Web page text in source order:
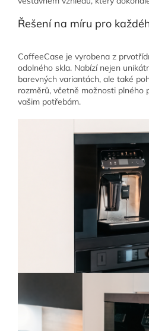
Řešení na míru pro
CoffeeCase je vyrobena z
odolného skla. Nabízí nejen
barevných variantách, ale také
rozměrů, včetně možnosti plného
vašim potřebám.